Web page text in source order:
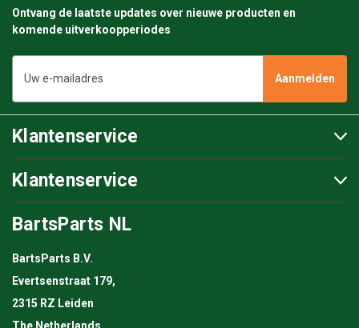
Ontvang de laatste updates over nieuwe producten en
komende uitverkoopperiodes
mailadres
Klantenservice
Klantenservice
BartsParts NL
BartsParts B.V.
Evertsenstraat 179,
2315 RZ Leiden